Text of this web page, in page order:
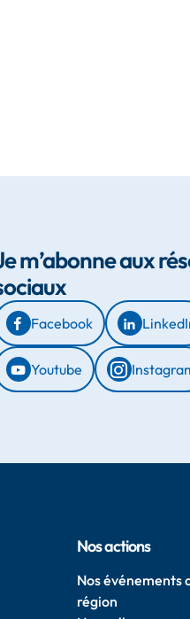
m’abonne aux
Facebook
Youtube
Nos actions
Nos événements
région